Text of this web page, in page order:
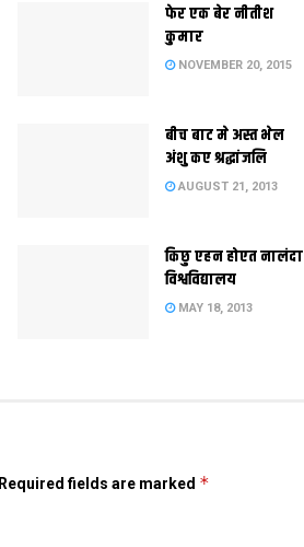
फेर एक बेर नीतीश
कुमार
NOVEMBER 20, 2015
बीच बाट मे अस्त भेल
अंशु कए श्रद्धांजलि
AUGUST 21, 2013
किछु एहन होएत नालंदा
विश्वविद्यालय
MAY 18, 2013
Required fields are marked *